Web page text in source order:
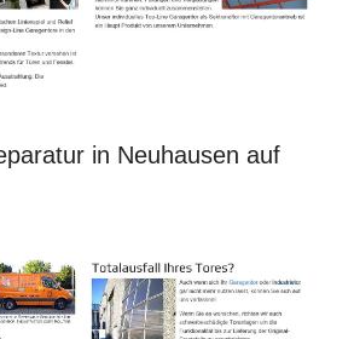
in Neuhausen auf